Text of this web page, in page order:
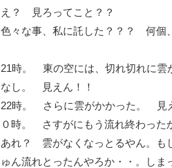
え？ 見ろってこと？？
色々な事、私に託した？？？ 何個
21時。 東の空には、切れ切れに雲
なし。 見えん！！
22時。 さらに雲がかかった。 見
０時。 さすがにもう流れ終わった
あれ？ 雲がなくなっとるやん。も
ゅん流れとったんやろか・・。しま